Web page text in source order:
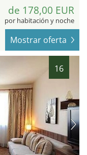
de 178,00 EUR
por habitación y noche
Mostrar oferta
16